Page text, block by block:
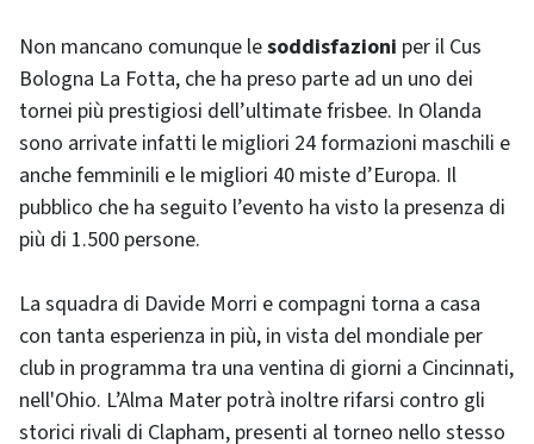
Non mancano comunque lesoddisfazioni per il Cus
Bologna La Fotta, che ha preso parte ad un uno dei
tornei più prestigiosi dell’ultimate frisbee. In Olanda
sono arrivate infatti le migliori 24 formazioni maschili e
anche femminili e le migliori 40 miste d’Europa. Il
pubblico che ha seguito l’evento ha visto la presenza di
più di 1.500 persone.
La squadra di Davide Morri e compagni torna a casa
con tanta esperienza in più, in vista del mondiale per
club in programma tra una ventina di giorni a Cincinnati,
nell'Ohio. L’Alma Mater potrà inoltre rifarsi contro gli
storici rivali di Clapham, presenti al torneo nello stesso